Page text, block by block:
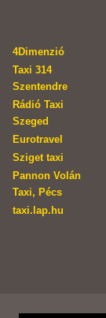
4Dimenzió
Taxi 314
Szentendre
Rádió Taxi
Szeged
Eurotravel
Sziget taxi
Pannon Volán
Taxi, Pécs
taxi.lap.hu